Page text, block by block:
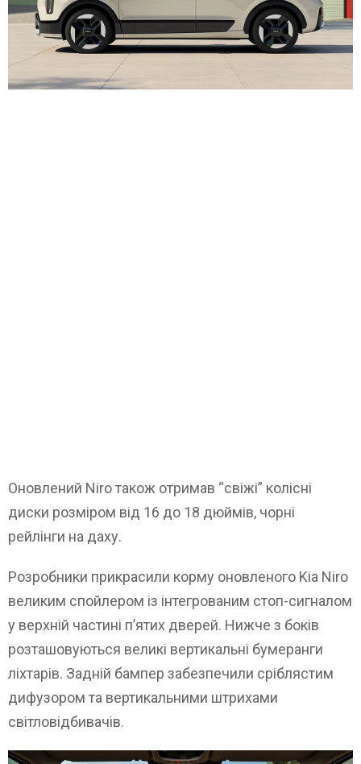
Оновлений Niro також отримав “свіжі” колісні
диски розміром від 16 до 18 дюймів, чорні
рейлінги на даху.
Розробники прикрасили корму оновленого Kia Niro
великим спойлером із інтегрованим стоп-сигналом
у верхній частині п’ятих дверей. Нижче з боків
розташовуються великі вертикальні бумеранги
ліхтарів. Задній бампер забезпечили сріблястим
дифузором та вертикальними штрихами
світловідбивачів.